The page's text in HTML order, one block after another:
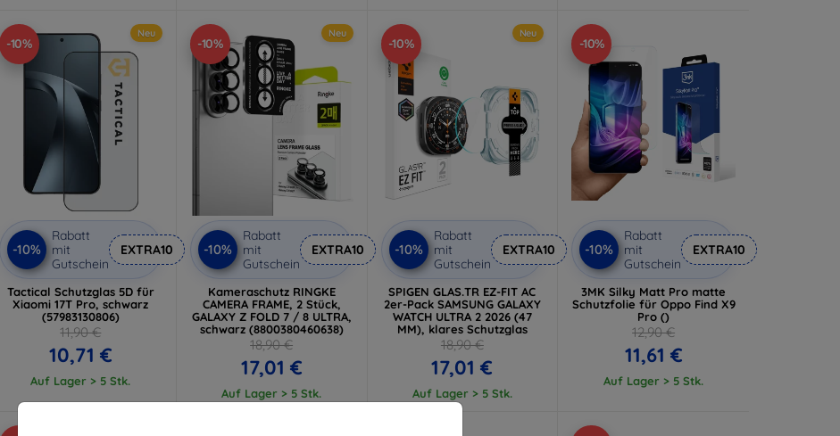
-10%
Neu
-10%
Rabatt
mit
Gutschein
EXTRA10
Tactical Schutzglas 5D für
Xiaomi 17T Pro, schwarz
(57983130806)
11,90 €
10,71 €
Auf Lager > 5 Stk.
-10%
Neu
-10%
Rabatt
mit
Gutschein
EXTRA10
Kameraschutz RINGKE
CAMERA FRAME, 2 Stück,
GALAXY Z FOLD 7 / 8 ULTRA,
schwarz (8800380460638)
18,90 €
17,01 €
Auf Lager > 5 Stk.
-10%
Neu
-10%
Rabatt
mit
Gutschein
EXTRA10
SPIGEN GLAS.TR EZ-FIT AC
2er-Pack SAMSUNG GALAXY
WATCH ULTRA 2 2026 (47
MM), klares Schutzglas
18,90 €
17,01 €
Auf Lager > 5 Stk.
-10%
-10%
Rabatt
mit
Gutschein
EXTRA10
3MK Silky Matt Pro matte
Schutzfolie für Oppo Find X9
Pro ()
12,90 €
11,61 €
Auf Lager > 5 Stk.